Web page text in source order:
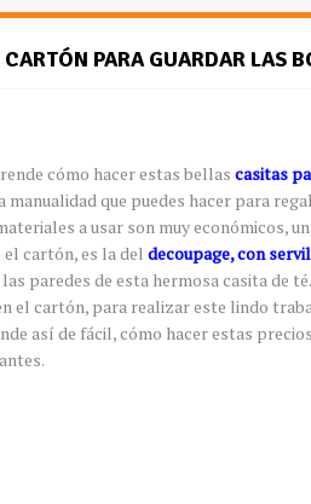
PARA GUARDAR LAS
cómo hacer estas bellas casitas
manualidad que puedes hacer para
a usar son muy económicos,
cartón, es la del decoupage, con
paredes de esta hermosa casita de
el cartón, para realizar este lindo
así de fácil, cómo hacer estas